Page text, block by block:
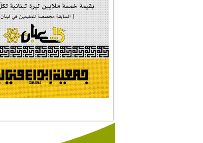
#أم_الشهداء
#النجم_الثاقب
#الصديقة_الشهيدة
#على_اُهبة_الدم